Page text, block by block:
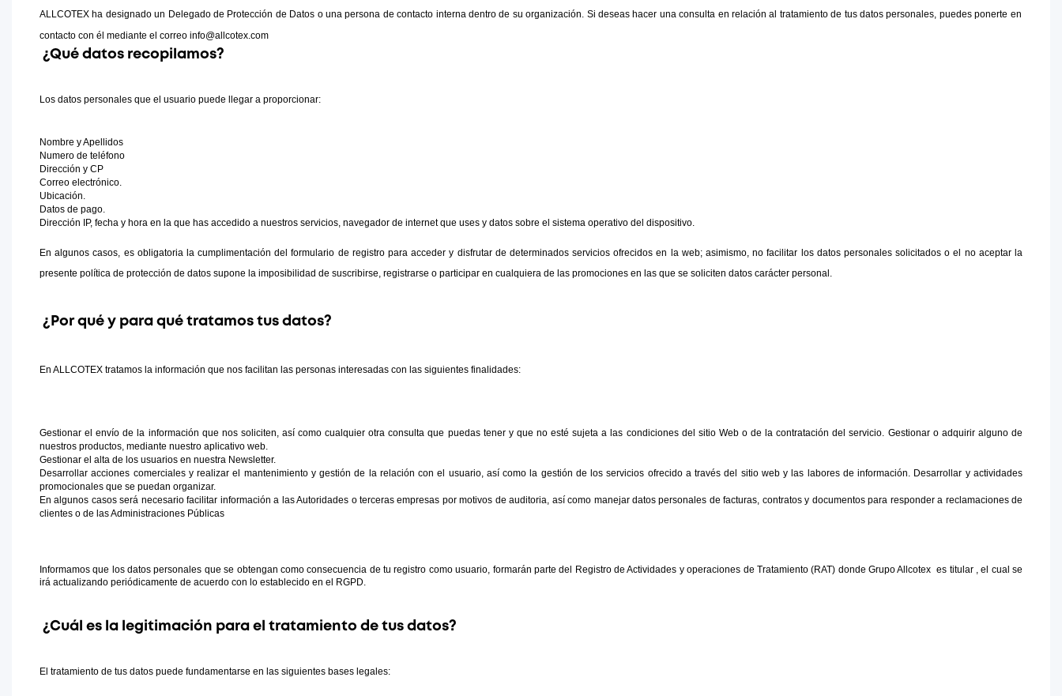
ALLCOTEX ha designado un Delegado de Protección de Datos o una persona de contacto interna dentro de su organización. Si deseas hacer una consulta en relación al tratamiento de tus datos personales, puedes ponerte en
contacto con él mediante el correo info@allcotex.com
¿Qué datos recopilamos?
Los datos personales que el usuario puede llegar a proporcionar:
Nombre y Apellidos
Numero de teléfono
Dirección y CP
Correo electrónico.
Ubicación.
Datos de pago.
Dirección IP, fecha y hora en la que has accedido a nuestros servicios, navegador de internet que uses y datos sobre el sistema operativo del dispositivo.
En algunos casos, es obligatoria la cumplimentación del formulario de registro para acceder y disfrutar de determinados servicios ofrecidos en la web; asimismo, no facilitar los datos personales solicitados o el no aceptar la
presente política de protección de datos supone la imposibilidad de suscribirse, registrarse o participar en cualquiera de las promociones en las que se soliciten datos carácter personal.
¿Por qué y para qué tratamos tus datos?
En ALLCOTEX tratamos la información que nos facilitan las personas interesadas con las siguientes finalidades:
Gestionar el envío de la información que nos soliciten, así como cualquier otra consulta que puedas tener y que no esté sujeta a las condiciones del sitio Web o de la contratación del servicio. Gestionar o adquirir alguno de
nuestros productos, mediante nuestro aplicativo web.
Gestionar el alta de los usuarios en nuestra Newsletter.
Desarrollar acciones comerciales y realizar el mantenimiento y gestión de la relación con el usuario, así como la gestión de los servicios ofrecido a través del sitio web y las labores de información. Desarrollar y actividades
promocionales que se puedan organizar.
En algunos casos será necesario facilitar información a las Autoridades o terceras empresas por motivos de auditoria, así como manejar datos personales de facturas, contratos y documentos para responder a reclamaciones de
clientes o de las Administraciones Públicas
Informamos que los datos personales que se obtengan como consecuencia de tu registro como usuario, formarán parte del Registro de Actividades y operaciones de Tratamiento (RAT) donde Grupo Allcotex  es titular , el cual se
irá actualizando periódicamente de acuerdo con lo establecido en el RGPD.
¿Cuál es la legitimación para el tratamiento de tus datos?
El tratamiento de tus datos puede fundamentarse en las siguientes bases legales: